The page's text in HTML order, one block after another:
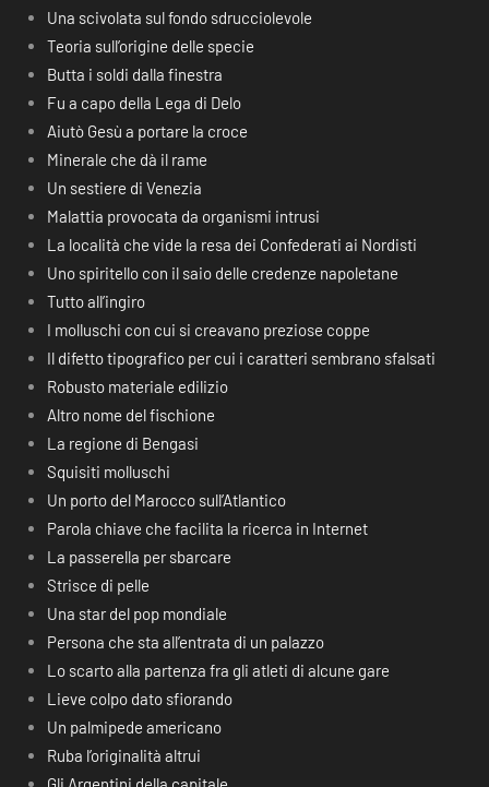
Una scivolata sul fondo sdrucciolevole
Teoria sull’origine delle specie
Butta i soldi dalla finestra
Fu a capo della Lega di Delo
Aiutò Gesù a portare la croce
Minerale che dà il rame
Un sestiere di Venezia
Malattia provocata da organismi intrusi
La località che vide la resa dei Confederati ai Nordisti
Uno spiritello con il saio delle credenze napoletane
Tutto all’ingiro
I molluschi con cui si creavano preziose coppe
Il difetto tipografico per cui i caratteri sembrano sfalsati
Robusto materiale edilizio
Altro nome del fischione
La regione di Bengasi
Squisiti molluschi
Un porto del Marocco sull’Atlantico
Parola chiave che facilita la ricerca in Internet
La passerella per sbarcare
Strisce di pelle
Una star del pop mondiale
Persona che sta all’entrata di un palazzo
Lo scarto alla partenza fra gli atleti di alcune gare
Lieve colpo dato sfiorando
Un palmipede americano
Ruba l’originalità altrui